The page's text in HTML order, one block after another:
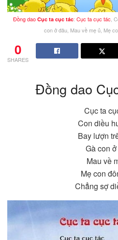
Đồng dao Cục ta cục tác: Cục ta cục tác ,
con ở đâu, Mau về mẹ ủ, Mẹ
0
SHARES
Đồng dao
Cục ta
Con diều
Bay lượn
Gà con
Mau về
Mẹ con
Chẳng sợ